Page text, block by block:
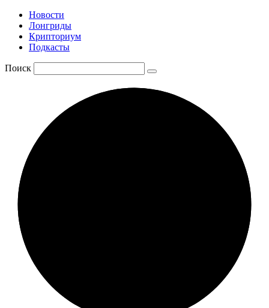
Новости
Лонгриды
Крипториум
Подкасты
Поиск